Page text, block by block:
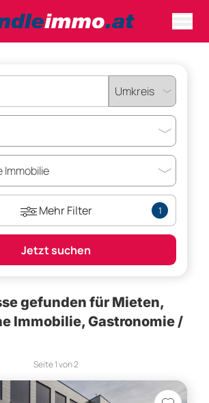
Mehr Filter 1
Jetzt suchen
gefunden für Mieten,
Immobilie, Gastronomie /
Seite1von2